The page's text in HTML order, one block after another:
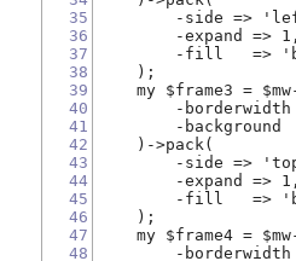
35
36
37
38
39
40
41
42
43
44
45
46
47
48
-side =>
-expand =>
-fill   =>
    );
my $frame3 =
-borderwidth
-background
    )->pack(
-side =>
-expand =>
-fill   =>
    );
my $frame4 =
-borderwidth